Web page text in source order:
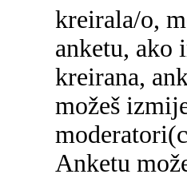
kreirala/o,
anketu, ako
kreirana,
možeš
Anketu